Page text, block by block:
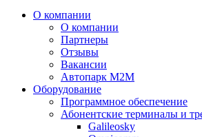
О компании
О компании
Партнеры
Отзывы
Вакансии
Автопарк М2М
Оборудование
Программное обеспечение
Абонентские терминалы и
Galileosky